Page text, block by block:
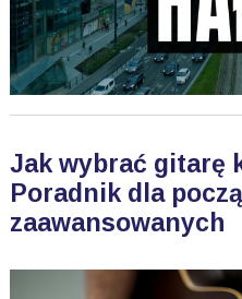
Jak wybrać gitarę
Poradnik dla
zaawansowanych